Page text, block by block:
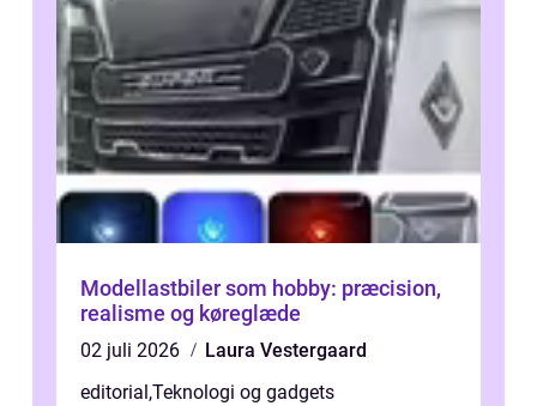
Modellastbiler som hobby: præcision,
realisme og køreglæde
02 juli 2026
Laura Vestergaard
editorial ,Teknologi og gadgets